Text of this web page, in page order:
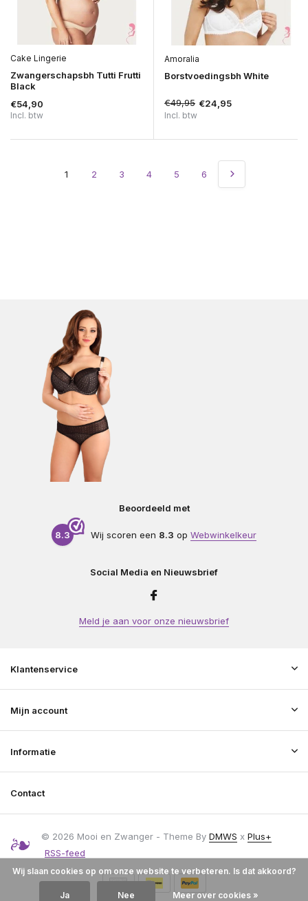
Cake Lingerie
Zwangerschapsbh Tutti Frutti
Black
€54,90
Incl. btw
Amoralia
Borstvoedingsbh White
€49,95 €24,95
Incl. btw
1 2 3 4 5 6
Beoordeeld met
8.3 Wij scoren een 8.3 op Webwinkelkeur
Social Media en Nieuwsbrief
Meld je aan voor onze nieuwsbrief
Klantenservice
Mijn account
Informatie
Contact
© 2026 Mooi en Zwanger - Theme By DMWS x Plus+
RSS-feed
Wij slaan cookies op om onze website te verbeteren. Is dat akkoord?
Ja Nee Meer over cookies »